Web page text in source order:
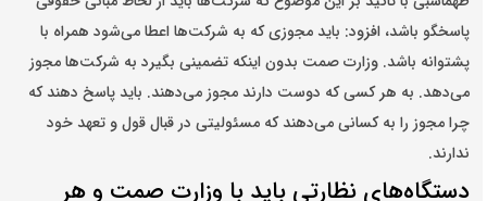
پاسخگو باشد، افزود: باید مجوزی که به شرکت‌ها اعطا می‌شود همراه با
پشتوانه باشد. وزارت صمت بدون اینکه تضمینی بگیرد به شرکت‌ها مجوز
می‌دهد. به هر کسی که دوست دارند مجوز می‌دهند. باید پاسخ دهند که
چرا مجوز را به کسانی می‌دهند که مسئولیتی در قبال قول و تعهد خود
ندارند.
دستگاه‌های نظارتی باید با وزارت صمت و هر